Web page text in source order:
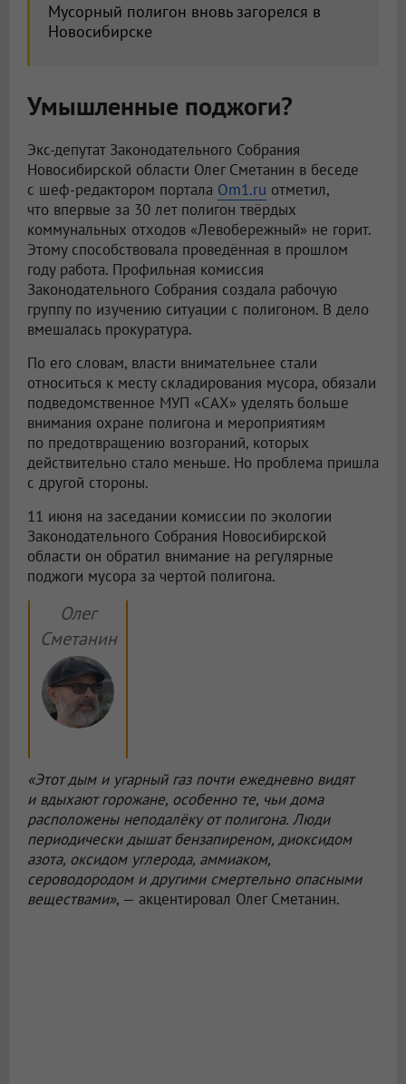
Мусорный полигон вновь загорелся в
Новосибирске
Умышленные поджоги?
Экс-депутат Законодательного Собрания
Новосибирской области Олег Сметанин в беседе
с шеф-редактором портала Om1.ru отметил,
что впервые за 30 лет полигон твёрдых
коммунальных отходов «Левобережный» не горит.
Этому способствовала проведённая в прошлом
году работа. Профильная комиссия
Законодательного Собрания создала рабочую
группу по изучению ситуации с полигоном. В дело
вмешалась прокуратура.
По его словам, власти внимательнее стали
относиться к месту складирования мусора, обязали
подведомственное МУП «САХ» уделять больше
внимания охране полигона и мероприятиям
по предотвращению возгораний, которых
действительно стало меньше. Но проблема пришла
с другой стороны.
11 июня на заседании комиссии по экологии
Законодательного Собрания Новосибирской
области он обратил внимание на регулярные
поджоги мусора за чертой полигона.
Олег
Сметанин
«Этот дым и угарный газ почти ежедневно видят
и вдыхают горожане, особенно те, чьи дома
расположены неподалёку от полигона. Люди
периодически дышат бензапиреном, диоксидом
азота, оксидом углерода, аммиаком,
сероводородом и другими смертельно опасными
веществами», — акцентировал Олег Сметанин.